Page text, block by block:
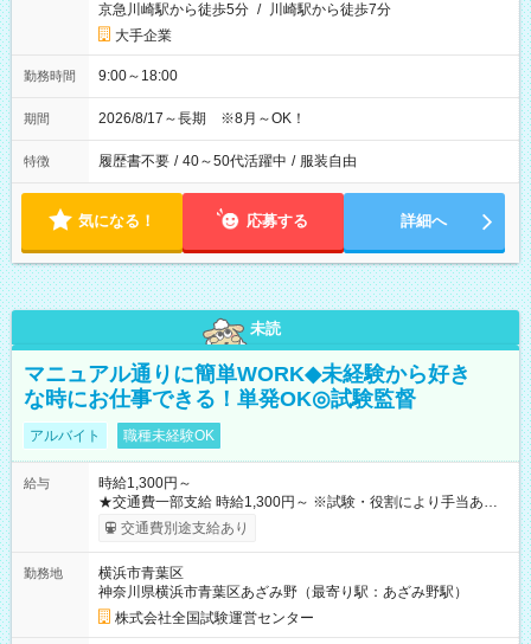
京急川崎駅から徒歩5分 / 川崎駅から徒歩7分
大手企業
勤務時間 9:00～18:00
期間 2026/8/17～長期 ※8月～OK！
特徴 履歴書不要 / 40～50代活躍中 / 服装自由
気になる！ 応募する 詳細へ
未読
マニュアル通りに簡単WORK◆未経験から好き
な時にお仕事できる！単発OK◎試験監督
アルバイト 職種未経験OK
給与
時給1,300円～
★交通費一部支給 時給1,300円～ ※試験・役割により手当あり
※勤務回数により昇給あり 【即給（前払い）オプションあ
り！】 希望される場合、勤務から1週間ほどで給与の一部を受け
例】 ・河合塾模擬試験 8:30～17:30（休憩1時間） 時給1,300円
×8時間＝日収10,400円＋交通費 ※当日の役割により時給＋100
円の場合あり ・国家試験 7:00～13:30（休憩なし） 時給1,300
円（役割手当＋100円）×6時間＝日収8,400円＋交通費 【試用期
交通費別途支給あり
勤務地
横浜市青葉区
神奈川県横浜市青葉区あざみ野（最寄り駅：あざみ野駅）
株式会社全国試験運営センター